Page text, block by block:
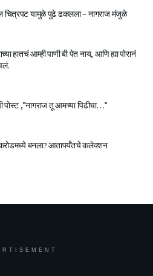
चित्रपट यामुळे पुढे ढकलला – नागराज मंजुळे
हातचं आम्ही पाणी बी पेत नाय, आणि ह्या पोरानं
,”नागराज तू आमच्या पिढीचा…”
बनला? आतापर्यँतचे कलेक्शन